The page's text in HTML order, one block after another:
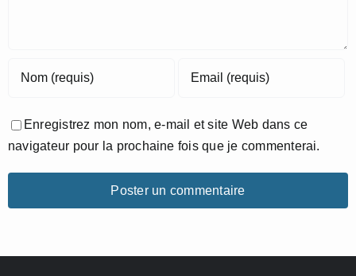
Enregistrez mon nom, e-mail et site Web dans ce
navigateur pour la prochaine fois que je commenterai.